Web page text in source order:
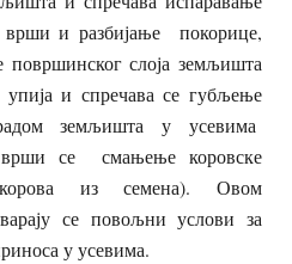
и разбијање покорице,
слоја земљишта
и спречава се губљење
земљишта у усевима
врши се смањење коровске
из семена). Овом
се повољни услови за
у усевима.